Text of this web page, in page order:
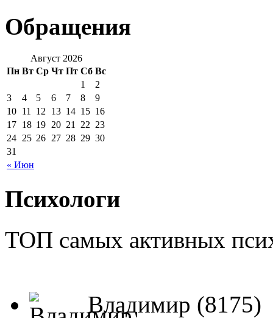
Обращения
Август 2026
Пн Вт Ср Чт Пт Сб Вс
« Июн
1
2
3
4 5 6 7 8
9
10 11 12 13 14 15 16
17 18 19 20 21 22 23
24 25 26 27 28 29 30
31
Психологи
ТОП самых активных
Владимир (8175)